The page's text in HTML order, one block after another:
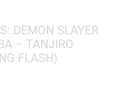
DEMON SLAYER
– TANJIRO
FLASH)